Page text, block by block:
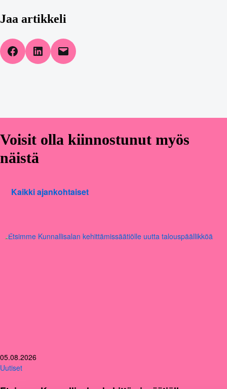
Jaa artikkeli
Share on Facebook
Share on LinkedIn
Email this Page
Voisit olla kiinnostunut myös
näistä
Kaikki ajankohtaiset
05.08.2026
Uutiset